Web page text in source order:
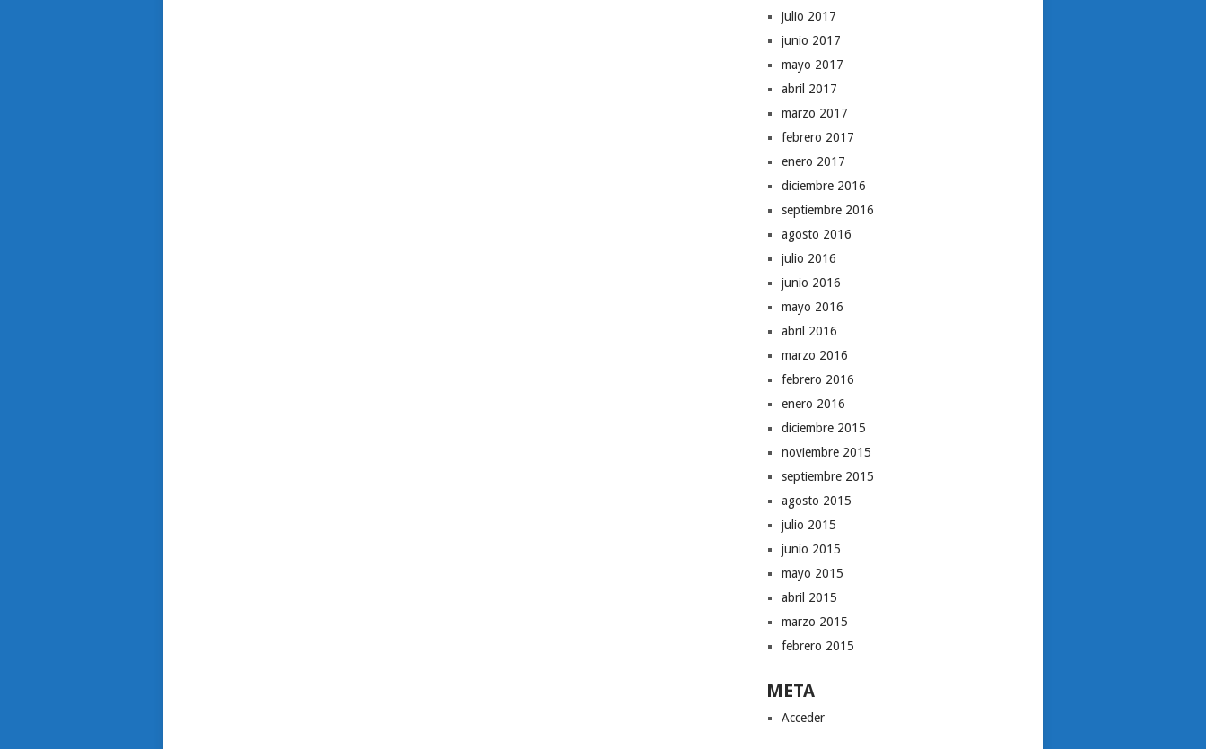
julio 2017
junio 2017
mayo 2017
abril 2017
marzo 2017
febrero 2017
enero 2017
diciembre 2016
septiembre 2016
agosto 2016
julio 2016
junio 2016
mayo 2016
abril 2016
marzo 2016
febrero 2016
enero 2016
diciembre 2015
noviembre 2015
septiembre 2015
agosto 2015
julio 2015
junio 2015
mayo 2015
abril 2015
marzo 2015
febrero 2015
META
Acceder